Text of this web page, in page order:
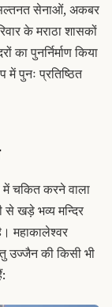
सल्तनत सेनाओं, अकबर
के मराठा शासकों
पुनर्निर्माण किया
पुनः प्रतिष्ठित
में चकित करने वाला
से खड़े भव्य मन्दिर
महाकालेश्वर
उज्जैन की किसी भी